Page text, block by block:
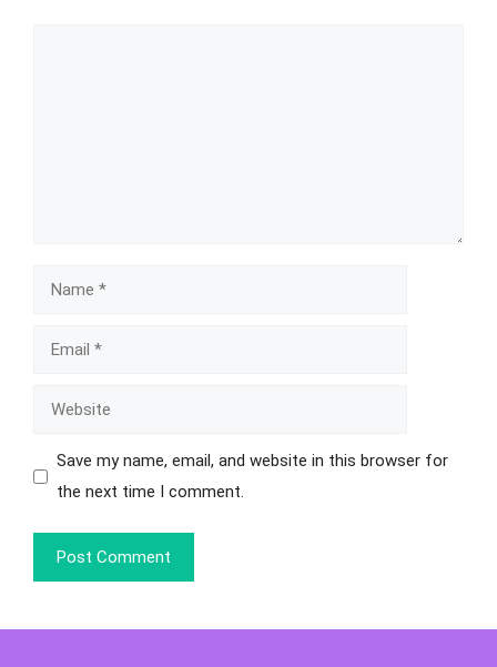
Save my name, email, and website in this browser for
the next time I comment.